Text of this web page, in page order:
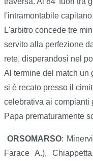
l'intramontabile
L'arbitro concede tre
servito alla perfezione
rete, disperandosi nel
Al termine del match un
si è recato presso il
celebrativa ai compianti
Papa prematuramente
ORSOMARSO:
Farace A.),